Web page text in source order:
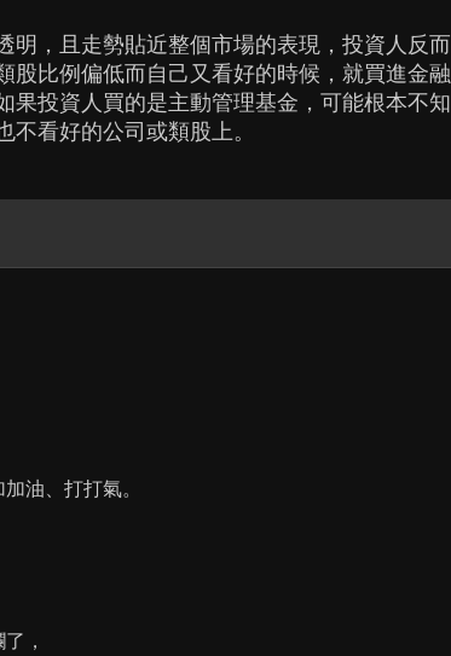
明，且走勢貼近整個市場的表現，投資人反而
股比例偏低而自己又看好的時候，就買進金融
果投資人買的是主動管理基金，可能根本不知
看好的公司或類股上。
油、打打氣。
，